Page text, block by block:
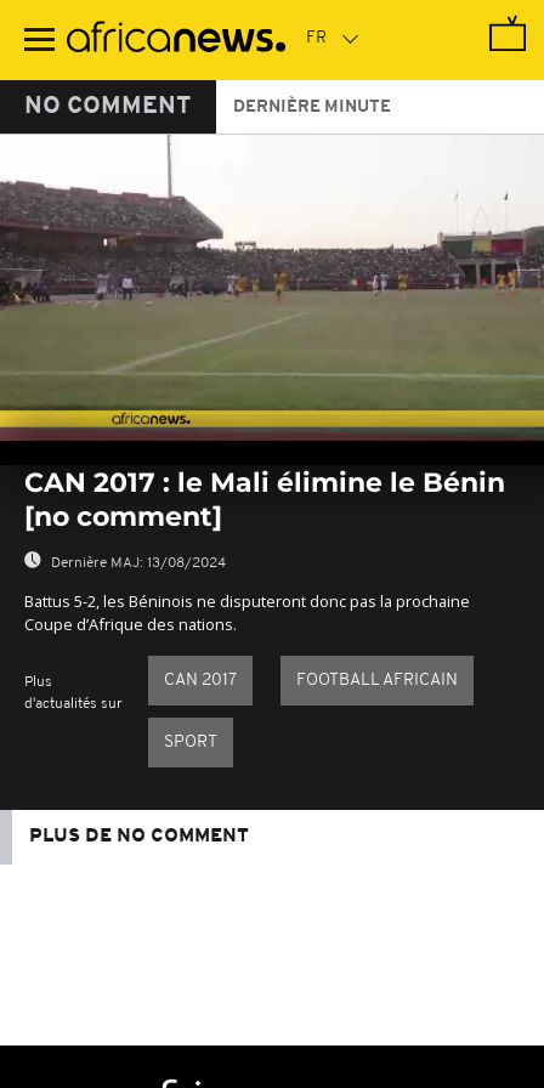
contenu
NO COMMENT DERNIÈRE MINUTE
seconds
seconds
CAN 2017 : le Mali élimine le Bénin
[no comment]
Dernière MAJ: 13/08/2024
Battus 5-2, les Béninois ne disputeront donc pas la prochaine
Coupe d’Afrique des nations.
Plus
d'actualités sur
CAN 2017 FOOTBALL AFRICAIN
SPORT
PLUS DE NO COMMENT